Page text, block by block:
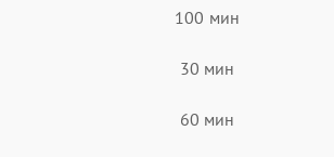
100 мин
30 мин
60 мин